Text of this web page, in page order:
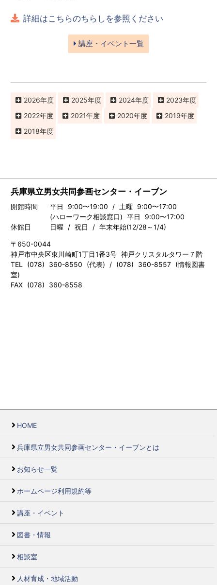
詳細はこちらのちらしを参照ください
講座・イベント一覧
2026 2025 2024
2023
2022
2021 2020
2019
2018
兵庫県立男女共同参画センター・イーブン
開館時間
平日 9:00〜19:00 / 土曜 9:00〜17:00
(ハローワーク相談窓口) 平日 9:00〜17:00
休館日
日曜 / 祝日 / 年末年始(12/28～1/4)
〒650-0044
神戸市中央区東川崎町1丁目1番3号 神戸クリスタルタワー７階
TEL (078) 360-8550 (代表) / (078) 360-8557 (情報図書
室)
FAX (078) 360-8558
HOME
兵庫県立男女共同参画センター・イーブンとは
お知らせ一覧
ホームページ利用規約等
講座・イベント
図書・情報
相談室
人材育成・地域活動